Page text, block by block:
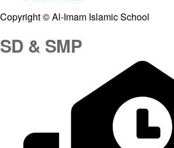
Copyright © Al-Imam Islamic School
SD & SMP